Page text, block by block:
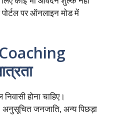
पर ऑनलाइन मोड में
होना चाहिए।
अनुसूचित जनजाति, अन्य पिछड़ा